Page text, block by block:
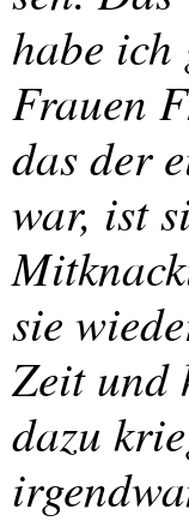
habe ich
Frauen
das der
war, ist
sie
Zeit und
dazu